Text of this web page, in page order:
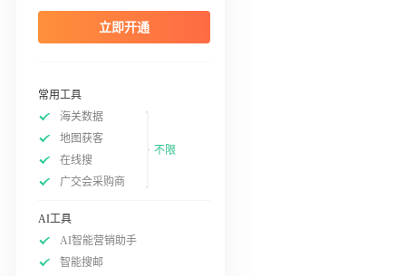
立即开通
常用工具
海关数据
地图获客
在线搜
广交会采购商
不限
AI工具
AI智能营销助手
智能搜邮